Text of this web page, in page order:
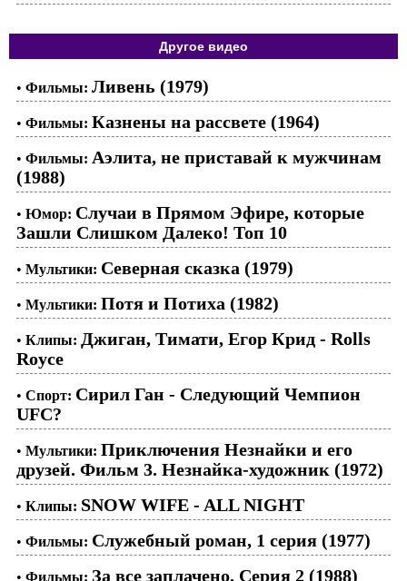
Другое видео
• Фильмы: Ливень (1979)
• Фильмы: Казнены на рассвете (1964)
• Фильмы: Аэлита, не приставай к мужчинам
(1988)
• Юмор: Случаи в Прямом Эфире, которые
Зашли Слишком Далеко! Топ 10
• Мультики: Северная сказка (1979)
• Мультики: Потя и Потиха (1982)
• Клипы: Джиган, Тимати, Егор Крид - Rolls
Royce
• Спорт: Сирил Ган - Следующий Чемпион
UFC?
• Мультики: Приключения Незнайки и его
друзей. Фильм 3. Незнайка-художник (1972)
• Клипы: SNOW WIFE - ALL NIGHT
• Фильмы: Служебный роман, 1 серия (1977)
• Фильмы: За все заплачено. Серия 2 (1988)